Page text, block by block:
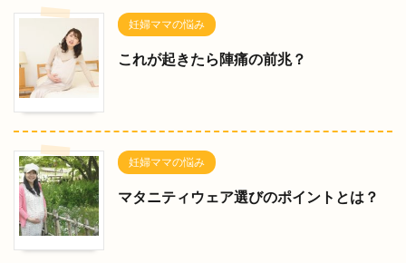
妊婦ママの悩み
これが起きたら陣痛の前兆？
妊婦ママの悩み
マタニティウェア選びのポイントとは？